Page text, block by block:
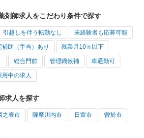
剤師求人をこだわり条件で探す
引越しを伴う転勤なし 未経験者も応募可能
補助（手当）あり 残業月10ｈ以下
総合門前 管理職候補 車通勤可
用中の求人
求人を探す
之表市 薩摩川内市 日置市 曽於市